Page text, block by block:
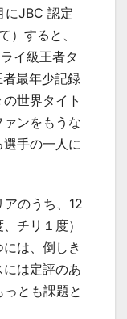
にJBC 認定
）すると、
イ級王者タ
最年少記録
世界タイト
ンをもうな
手の一人に
のうち、 12
チリ１度）
は、倒しき
は定評のあ
とも課題と